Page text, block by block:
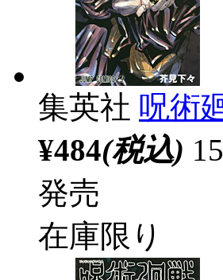
集英社 呪術
¥484(税込)
発売
在庫限り